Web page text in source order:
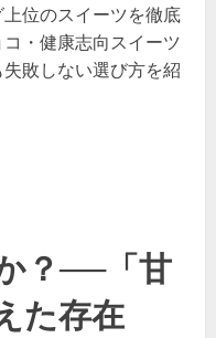
位のスイーツを徹底
・健康志向スイーツ
敗しない選び方を紹
？──「甘
た存在